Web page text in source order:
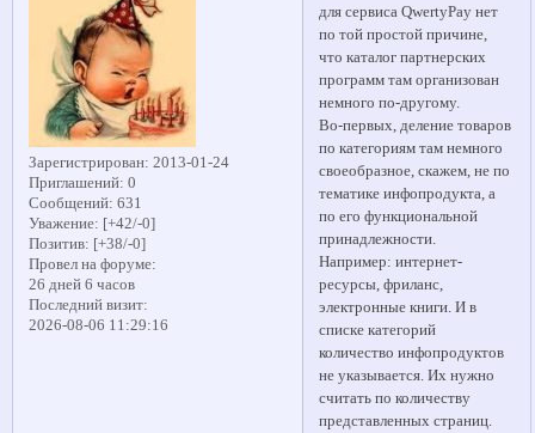
Зарегистрирован: 2013-01-24
Приглашений: 0
Сообщений: 631
Уважение: [+42/-0]
Позитив: [+38/-0]
Провел на форуме:
26 дней 6 часов
Последний визит:
2026-08-06 11:29:16
для сервиса QwertyPay нет
по той простой причине,
что каталог партнерских
программ там организован
немного по-другому.
Во-первых, деление товаров
по категориям там немного
своеобразное, скажем, не по
тематике инфопродукта, а
по его функциональной
принадлежности.
Например: интернет-
ресурсы, фриланс,
электронные книги. И в
списке категорий
количество инфопродуктов
не указывается. Их нужно
считать по количеству
представленных страниц.